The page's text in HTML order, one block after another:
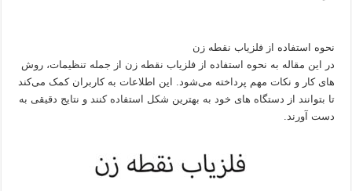
نحوه استفاده از فلزیاب نقطه زن
در این مقاله به نحوه استفاده از فلزیاب نقطه زن از جمله تنظیمات، روش‌
های کار و نکات مهم پرداخته می‌شود. این اطلاعات به کاربران کمک می‌کند
تا بتوانند از دستگاه‌ های خود به بهترین شکل استفاده کنند و نتایج دقیقی به
دست آورند.